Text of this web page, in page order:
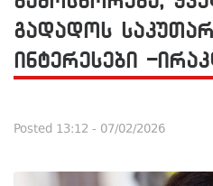
გადადოს
ინტერესები -
Posted 13:12 - 07/02/2026